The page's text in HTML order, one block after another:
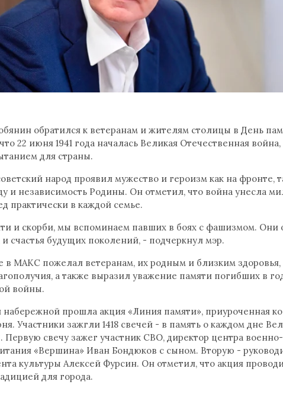
обратился к ветеранам и жителям столицы в День
22 июня 1941 года началась Великая Отечественная война,
для страны.
народ проявил мужество и героизм как на фронте,
и независимость Родины. Он отметил, что война унесла
практически в каждой семье.
и скорби, мы вспоминаем павших в боях с фашизмом. Они
счастья будущих поколений, - подчеркнул мэр.
в МАКС пожелал ветеранам, их родным и близким здоровья,
а также выразил уважение памяти погибших в
войны.
прошла акция «Линия памяти», приуроченная
Участники зажгли 1418 свечей - в память о каждом дне
свечу зажег участник СВО, директор центра военно-
«Вершина» Иван Бондюков с сыном. Вторую -
культуры Алексей Фурсин. Он отметил, что акция
для города.